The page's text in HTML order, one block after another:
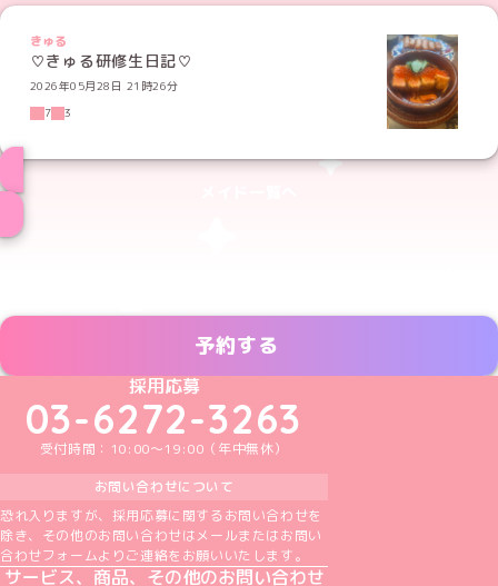
きゅる
♡きゅる研修生日記♡
2026年05月28日 21時26分
7
3
予約する
めいどりーみんTikTok公式アカウント
めいどりーみんX公式アカウント
めいどりーみんInstagram公式アカウント
めいどりーみんFacebook公式アカウン
めいどりーみんYouTube公式アカ
採用応募
03-6272-3263
受付時間：10:00～19:00（年中無休）
お問い合わせについて
恐れ入りますが、採用応募に関するお問い合わせを
除き、その他のお問い合わせはメールまたはお問い
合わせフォームよりご連絡をお願いいたします。
サービス、商品、その他のお問い合わせ